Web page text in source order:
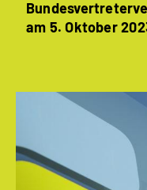
am 5. Oktober